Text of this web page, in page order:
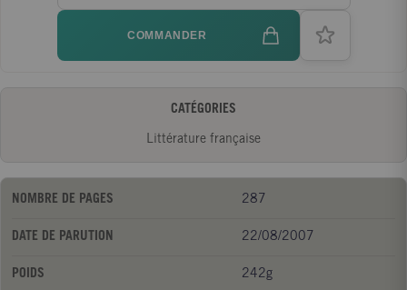
version originale.
COMMANDER
CATÉGORIES
Littérature française
NOMBRE DE PAGES 287
DATE DE PARUTION 22/08/2007
POIDS 242g